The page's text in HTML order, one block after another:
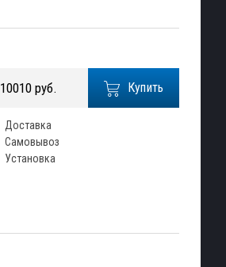
Купить
10010 руб.
Доставка
Самовывоз
Установка